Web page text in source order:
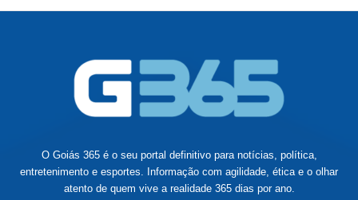
O Goiás 365 é o seu portal definitivo para notícias, política,
entretenimento e esportes. Informação com agilidade, ética e o olhar
atento de quem vive a realidade 365 dias por ano.